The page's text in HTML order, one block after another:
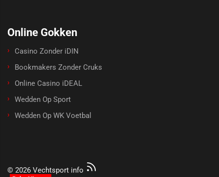
Online Gokken
Casino Zonder iDIN
Bookmakers Zonder Cruks
Online Casino iDEAL
Wedden Op Sport
Wedden Op WK Voetbal
© 2026 Vechtsport info